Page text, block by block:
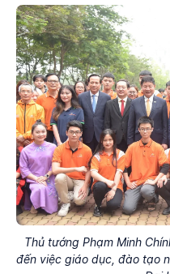
Thủ tướng Phạm Minh
đến việc giáo dục, đào tạo